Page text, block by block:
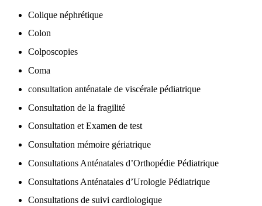
Colique néphrétique
Colon
Colposcopies
Coma
consultation anténatale de viscérale pédiatrique
Consultation de la fragilité
Consultation et Examen de test
Consultation mémoire gériatrique
Consultations Anténatales d’Orthopédie Pédiatrique
Consultations Anténatales d’Urologie Pédiatrique
Consultations de suivi cardiologique